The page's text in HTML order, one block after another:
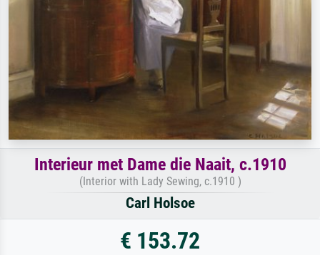
Interieur met Dame die Naait, c.1910
(Interior with Lady Sewing, c.1910 )
Carl Holsoe
€ 153.72